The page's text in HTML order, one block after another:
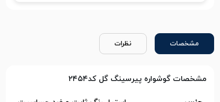
مشخصات نظرات
مشخصات گوشواره پیرسینگ گل کد۲۴۵۴